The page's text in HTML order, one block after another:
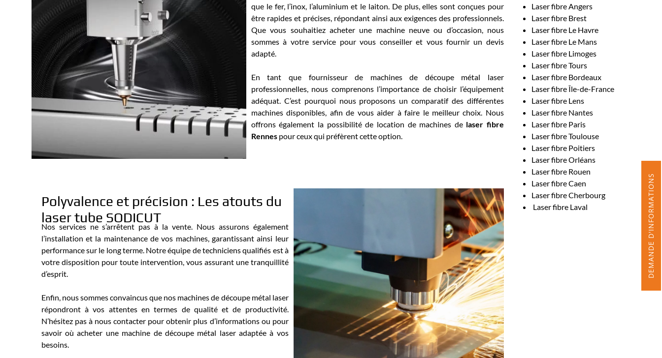
que le fer, l’inox, l’aluminium et le laiton. De plus, elles sont conçues pour
être rapides et précises, répondant ainsi aux exigences des professionnels.
Que vous souhaitiez acheter une machine neuve ou d’occasion, nous
sommes à votre service pour vous conseiller et vous fournir un devis
adapté.
En tant que fournisseur de machines de découpe métal laser
professionnelles, nous comprenons l’importance de choisir l’équipement
adéquat. C’est pourquoi nous proposons un comparatif des différentes
machines disponibles, afin de vous aider à faire le meilleur choix. Nous
offrons également la possibilité de location de machines delaser fibre
Rennespour ceux qui préfèrent cette option.
Polyvalence et précision : Les atouts du
laser tube SODICUT
Nos services ne s’arrêtent pas à la vente. Nous assurons également
l’installation et la maintenance de vos machines, garantissant ainsi leur
performance sur le long terme. Notre équipe de techniciens qualifiés est à
votre disposition pour toute intervention, vous assurant une tranquillité
d’esprit.
Enfin, nous sommes convaincus que nos machines de découpe métal laser
répondront à vos attentes en termes de qualité et de productivité.
N’hésitez pas à nous contacter pour obtenir plus d’informations ou pour
savoir où acheter une machine de découpe métal laser adaptée à vos
besoins.
Laser fibre Angers
Laser fibre Brest
Laser fibre Le Havre
Laser fibre Le Mans
Laser fibre Limoges
Laser fibre Tours
Laser fibre Bordeaux
Laser fibre Île-de-France
Laser fibre Lens
Laser fibre Nantes
Laser fibre Paris
Laser fibre Toulouse
Laser fibre Poitiers
Laser fibre Orléans
Laser fibre Rouen
Laser fibre Caen
Laser fibre Cherbourg
Laser fibre Laval
DEMANDE D'INFORMATIONS